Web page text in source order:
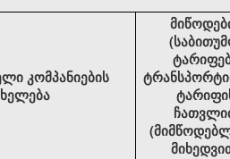
კომპანიების